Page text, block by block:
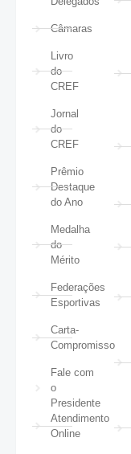
Câmaras
Livro
do
CREF
Jornal
do
CREF
Prêmio
Destaque
do Ano
Medalha
do
Mérito
Federações
Esportivas
Carta-
Compromisso
Fale com
o
Presidente
Atendimento
Online